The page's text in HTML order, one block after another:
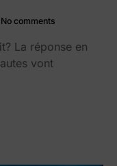
No comments
La réponse en
vont